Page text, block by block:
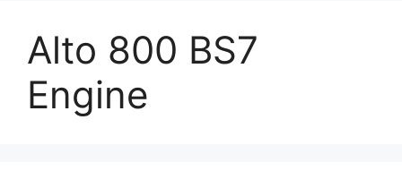
Alto 800 BS7
Engine